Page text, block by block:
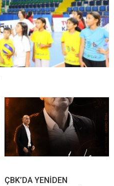
ÇBK’DA YENİDEN